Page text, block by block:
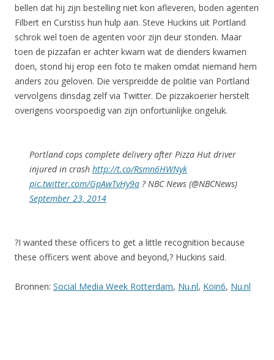
bellen dat hij zijn bestelling niet kon afleveren, boden agenten
Filbert en Curstiss hun hulp aan. Steve Huckins uit Portland
schrok wel toen de agenten voor zijn deur stonden. Maar
toen de pizzafan er achter kwam wat de dienders kwamen
doen, stond hij erop een foto te maken omdat niemand hem
anders zou geloven. Die verspreidde de politie van Portland
vervolgens dinsdag zelf via Twitter. De pizzakoerier herstelt
overigens voorspoedig van zijn onfortuinlijke ongeluk.
Portland cops complete delivery after Pizza Hut driver
injured in crash http://t.co/Rsmn6HWNyk
pic.twitter.com/GpAwTvHy9a ? NBC News (@NBCNews)
September 23, 2014
?I wanted these officers to get a little recognition because
these officers went above and beyond,? Huckins said.
Bronnen: Social Media Week Rotterdam, Nu.nl, Koin6, Nu.nl